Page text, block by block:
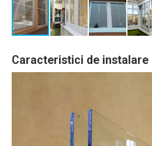
Caracteristici de instalare